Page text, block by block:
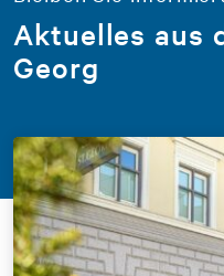
Aktuelles aus
Georg